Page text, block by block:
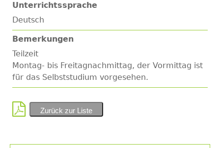
Unterrichtssprache
Deutsch
Bemerkungen
Teilzeit
Montag- bis Freitagnachmittag, der Vormittag ist
für das Selbststudium vorgesehen.
Zurück zur Liste